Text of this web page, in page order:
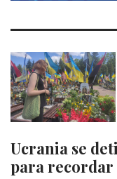
Ucrania se
para recordar